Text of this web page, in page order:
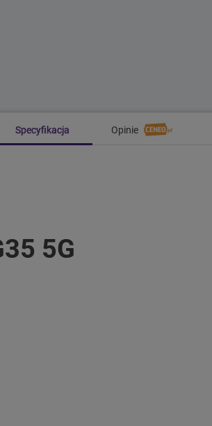
Specyfikacja Opinie
5G